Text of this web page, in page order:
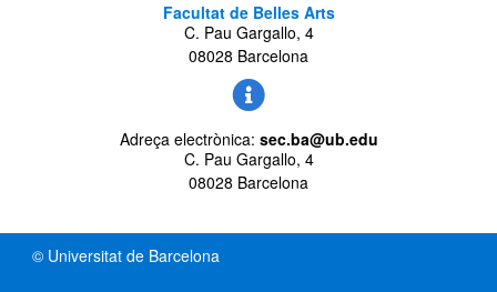
Facultat de Belles Arts
C. Pau Gargallo, 4
08028 Barcelona
Adreça electrònica: sec.ba@ub.edu
C. Pau Gargallo, 4
08028 Barcelona
© Universitat de Barcelona